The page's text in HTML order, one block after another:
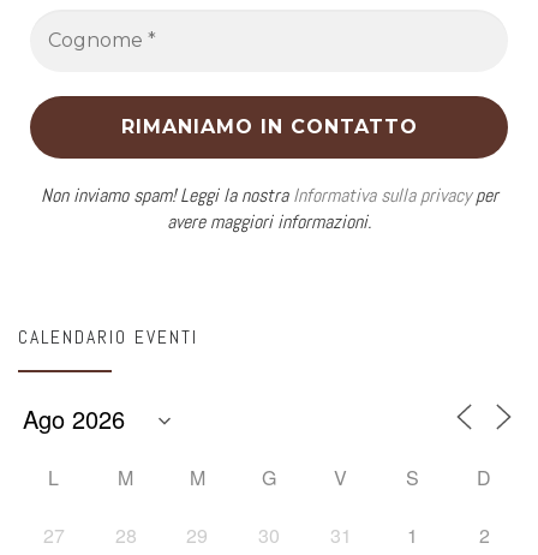
Non inviamo spam! Leggi la nostraInformativa sulla privacyper
avere maggiori informazioni.
CALENDARIO EVENTI
L M M G V S D
27 28 29 30 31 1 2